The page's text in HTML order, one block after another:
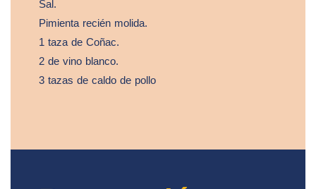
Sal.
Pimienta recién molida.
1 taza de Coñac.
2 de vino blanco.
3 tazas de caldo de pollo